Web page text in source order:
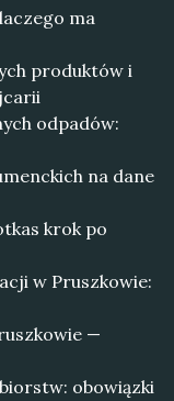
ma
produktów i
odpadów:
na dane
krok po
w Pruszkowie:
—
obowiązki